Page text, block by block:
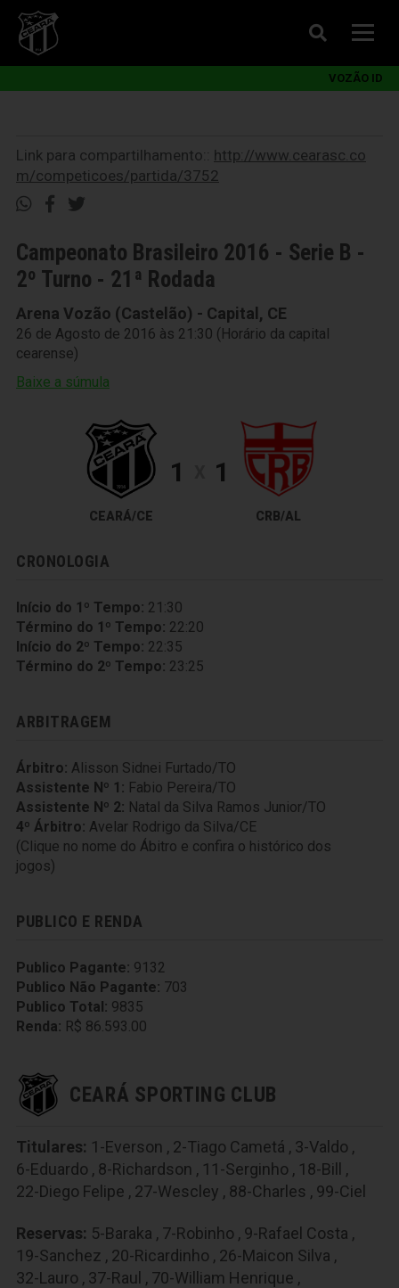
VOZÃO ID
Link para compartilhamento:: http://www.cearasc.co
m/competicoes/partida/3752
Campeonato Brasileiro 2016 - Serie B -
2º Turno - 21ª Rodada
Arena Vozão (Castelão) - Capital, CE
26 de Agosto de 2016 às 21:30 (Horário da capital
cearense)
Baixe a súmula
CEARÁ/CE
1 1
CRB/AL
CRONOLOGIA
Início do 1º Tempo: 21:30
Término do 1º Tempo: 22:20
Início do 2º Tempo: 22:35
Término do 2º Tempo: 23:25
ARBITRAGEM
Árbitro: Alisson Sidnei Furtado/TO
Assistente Nº 1: Fabio Pereira/TO
Assistente Nº 2: Natal da Silva Ramos Junior/TO
4º Árbitro: Avelar Rodrigo da Silva/CE
(Clique no nome do Ábitro e confira o histórico dos
jogos)
PUBLICO E RENDA
Publico Pagante: 9132
Publico Não Pagante: 703
Publico Total: 9835
Renda: R$ 86.593.00
CEARÁ SPORTING CLUB
Titulares: 1-Everson , 2-Tiago Cametá , 3-Valdo ,
6-Eduardo , 8-Richardson , 11-Serginho , 18-Bill
,
22-Diego Felipe , 27-Wescley , 88-Charles , 99-Ciel
Reservas: 5-Baraka , 7-Robinho , 9-Rafael Costa ,
19-Sanchez , 20-Ricardinho , 26-Maicon Silva ,
32-Lauro , 37-Raul , 70-William Henrique ,